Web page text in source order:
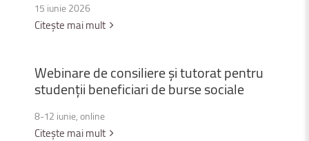
15 iunie 2026
Citește mai mult
Webinaredeconsiliereșitutoratpentru
studențiibeneficiaridebursesociale
8-12 iunie, online
Citește mai mult